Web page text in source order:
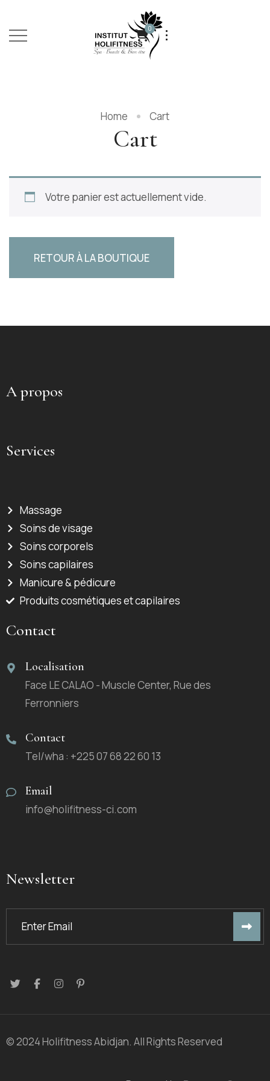
0
Home Cart
Cart
Votre panier est actuellement vide.
RETOUR À LA BOUTIQUE
A propos
Services
Massage
Soins de visage
Soins corporels
Soins capilaires
Manicure & pédicure
Produits cosmétiques et capilaires
Contact
Localisation
Face LE CALAO - Muscle Center, Rue des
Ferronniers
Contact
Tel/wha : +225 07 68 22 60 13
Email
info@holifitness-ci.com
Newsletter
© 2024 Holifitness Abidjan. All Rights Reserved